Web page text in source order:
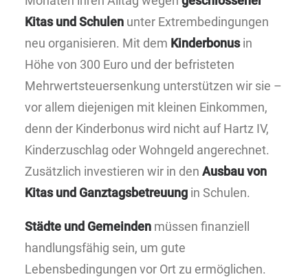
Kitas und Schulen unter Extrembedingungen
neu organisieren. Mit dem Kinderbonusin
Höhe von 300 Euro und der befristeten
Mehrwertsteuersenkung unterstützen wir sie –
vor allem diejenigen mit kleinen Einkommen,
denn der Kinderbonus wird nicht auf Hartz IV,
Kinderzuschlag oder Wohngeld angerechnet.
Zusätzlich investieren wir in den Ausbau von
Kitas und Ganztagsbetreuung in Schulen.
Städte und Gemeinden müssen finanziell
handlungsfähig sein, um gute
Lebensbedingungen vor Ort zu ermöglichen.